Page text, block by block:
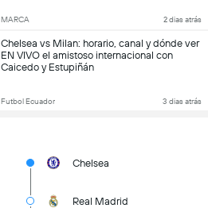
MARCA 2 dias atrás
Chelsea vs Milan: horario, canal y dónde ver
EN VIVO el amistoso internacional con
Caicedo y Estupiñán
Futbol Ecuador 3 dias atrás
Chelsea
Real Madrid